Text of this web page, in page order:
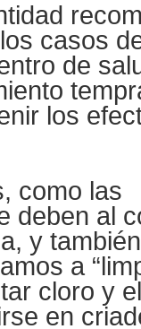
casos
de
los
como las
deben al
y
a
cloro y
en